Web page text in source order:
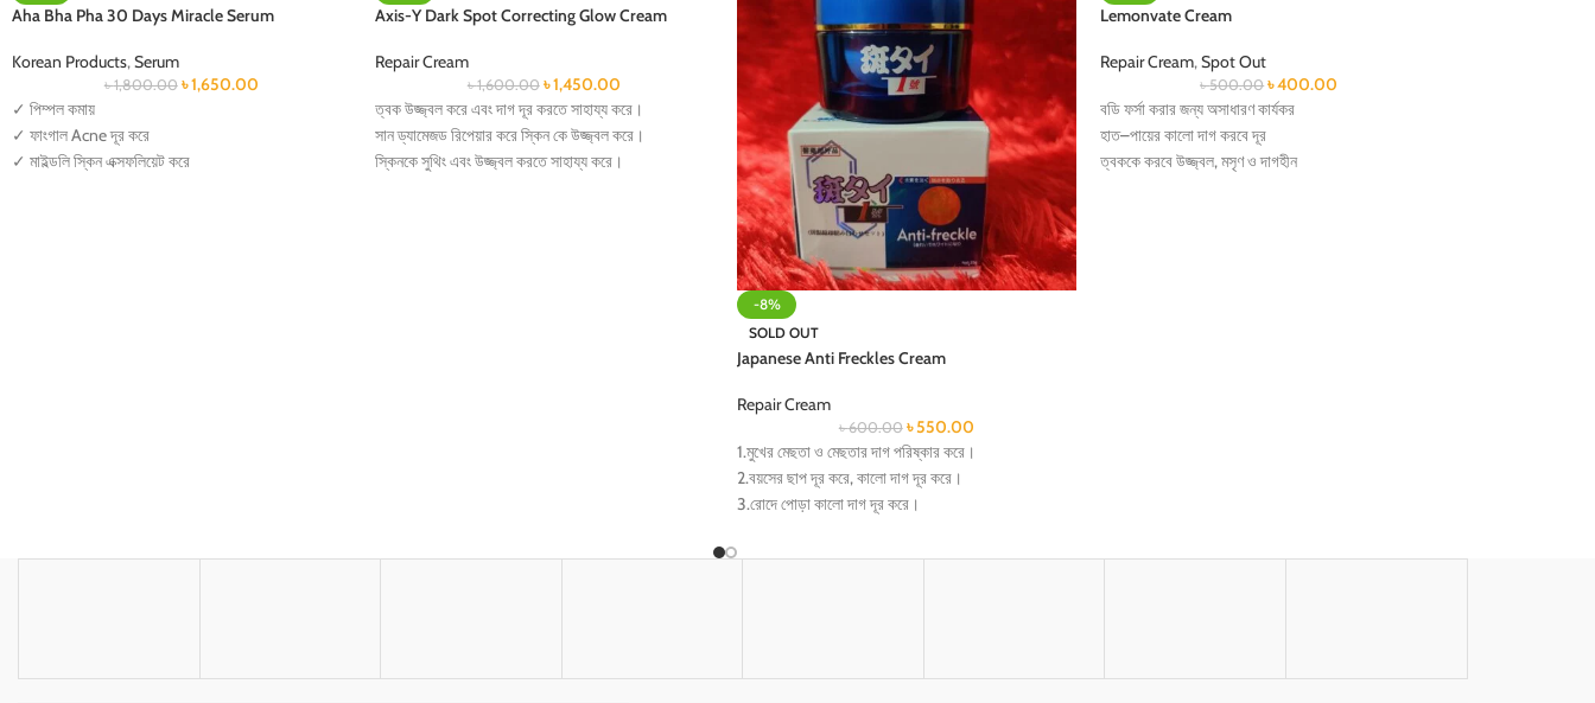
Aha Bha Pha 30 Days Miracle Serum
Korean Products,Serum
৳1,800.00 ৳1,650.00
✓ পিম্পল কমায়
✓ ফাংগাল Acne দূর করে
✓ মাইল্ডলি স্কিন এক্সফলিয়েট করে
Axis-Y Dark Spot Correcting Glow Cream
Repair Cream
৳1,600.00 ৳1,450.00
ত্বক উজ্জ্বল করে এবং দাগ দূর করতে সাহায্য করে।
সান ড্যামেজড রিপেয়ার করে স্কিন কে উজ্জ্বল করে।
স্কিনকে সুথিং এবং উজ্জ্বল করতে সাহায্য করে।
-8%
SOLD OUT
Japanese Anti Freckles Cream
Repair Cream
৳600.00 ৳550.00
1.মুখের মেছতা ও মেছতার দাগ পরিষ্কার করে।
2.বয়সের ছাপ দূর করে, কালো দাগ দূর করে।
3.রোদে পোড়া কালো দাগ দূর করে।
5.ত্বকের এলারজি জনিত কালো দাগ দূর করে।
Lemonvate Cream
Repair Cream,Spot Out
৳500.00 ৳400.00
বডি ফর্সা করার জন্য অসাধারণ কার্যকর
হাত–পায়ের কালো দাগ করবে দূর
ত্বককে করবে উজ্জ্বল, মসৃণ ও দাগহীন